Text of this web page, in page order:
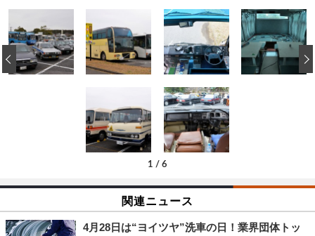
1 / 6
‹
関連ニュース
4月28日は“ヨイツヤ”洗車の日！業界団体トッ